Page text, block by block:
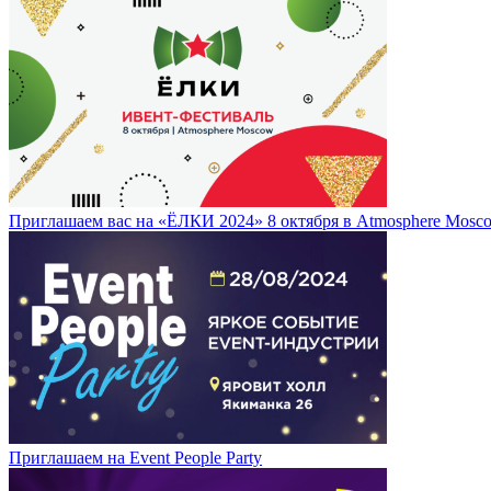
Приглашаем вас на «ЁЛКИ 2024» 8 октября в Atmosphere
Приглашаем на Event People Party